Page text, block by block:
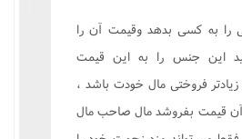
را به کسى بدهد وقيمت آن را
اين جنس را به اين قيمت
فروختى مال خودت باشد ،
آن قيمت بفروشد مال صاحب مال